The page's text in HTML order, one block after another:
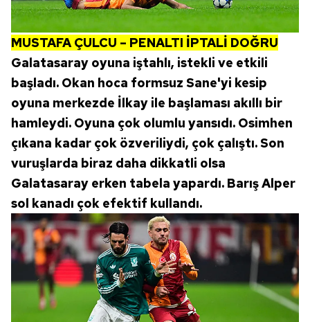
MUSTAFA ÇULCU – PENALTI İPTALİ DOĞRU
Galatasaray oyuna iştahlı, istekli ve etkili
başladı. Okan hoca formsuz Sane'yi kesip
oyuna merkezde İlkay ile başlaması akıllı bir
hamleydi. Oyuna çok olumlu yansıdı. Osimhen
çıkana kadar çok özveriliydi, çok çalıştı. Son
vuruşlarda biraz daha dikkatli olsa
Galatasaray erken tabela yapardı. Barış Alper
sol kanadı çok efektif kullandı.